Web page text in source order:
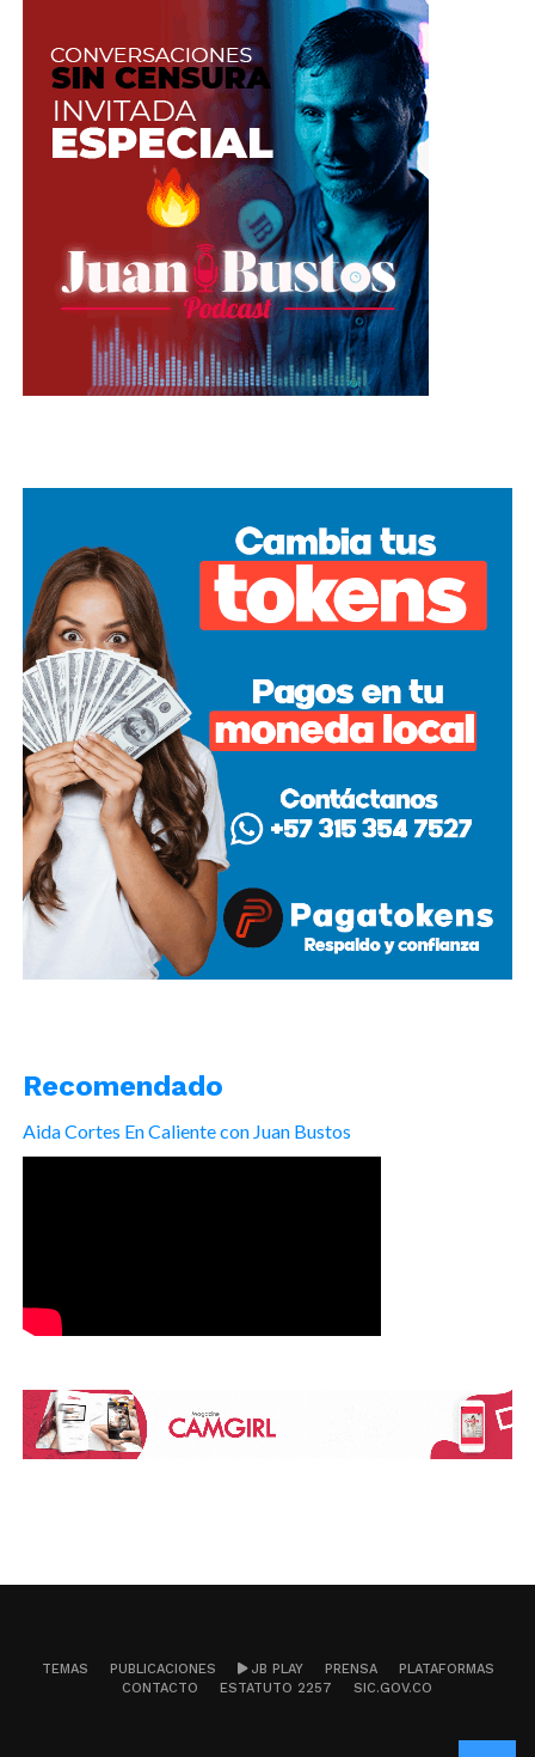
Recomendado
Aida Cortes En Caliente con Juan Bustos
TEMAS PUBLICACIONES JB PLAY PRENSA
PLATAFORMAS
CONTACTO
ESTATUTO 2257 SIC.GOV.CO